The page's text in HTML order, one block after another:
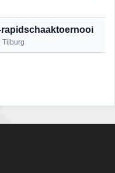
rapidschaaktoernooi
Tilburg